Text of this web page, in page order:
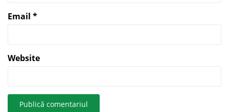
Email *
Website